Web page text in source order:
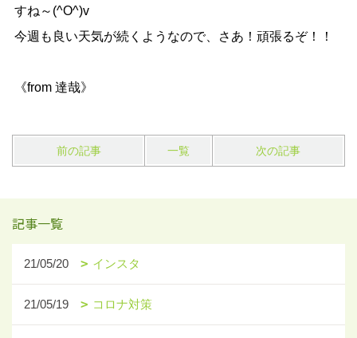
すね～(^O^)v
今週も良い天気が続くようなので、さあ！頑張るぞ！！
《from 達哉》
前の記事 一覧 次の記事
記事一覧
21/05/20 インスタ
21/05/19 コロナ対策